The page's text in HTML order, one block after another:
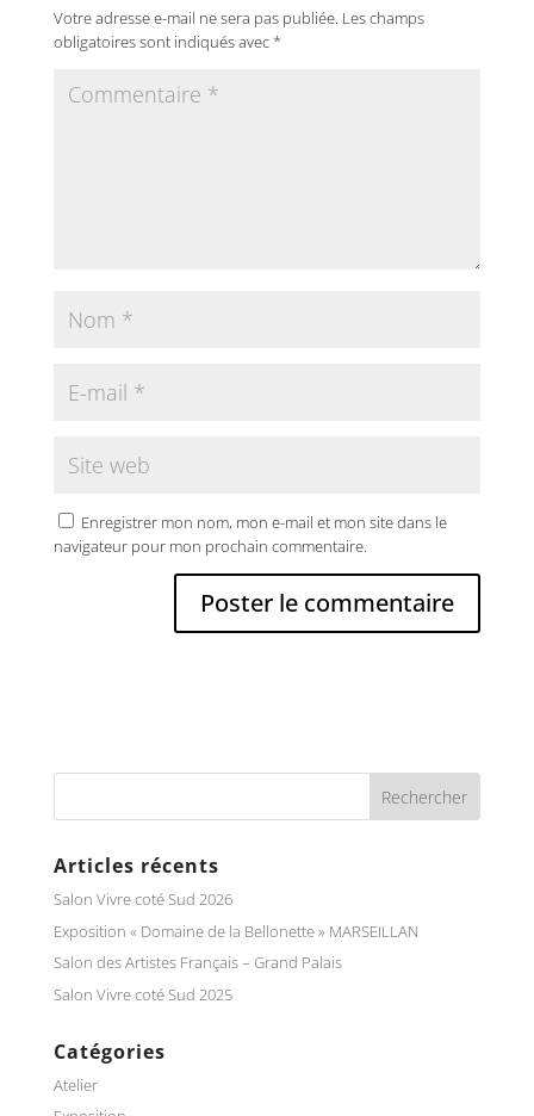
Votre adresse e-mail ne sera pas publiée. Les champs
obligatoires sont indiqués avec *
Enregistrer mon nom, mon e-mail et mon site dans le
navigateur pour mon prochain commentaire.
Articles récents
Salon Vivre coté Sud 2026
Exposition « Domaine de la Bellonette » MARSEILLAN
Salon des Artistes Français – Grand Palais
Salon Vivre coté Sud 2025
Catégories
Atelier